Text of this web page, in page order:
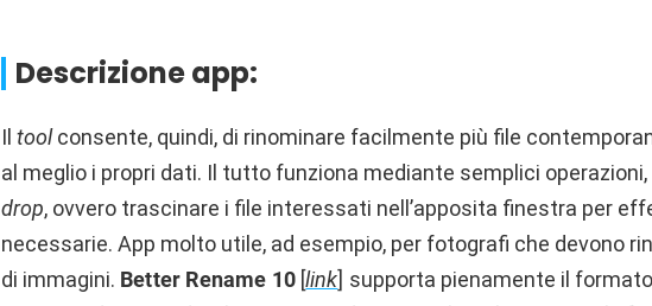
Descrizione app:
Il toolconsente, quindi, di rinominare facilmente più file
al meglio i propri dati. Il tutto funziona mediante semplici
drop, ovvero trascinare i file interessati nell’apposita finestra per
necessarie. App molto utile, ad esempio, per fotografi che devono
di immagini. Better Rename 10 [link] supporta pienamente il